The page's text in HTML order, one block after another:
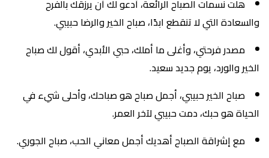
هلت نسمات الصباح الرائعة، أدعو لك أن يرزقك بالفرح
والسعادة التي لا تنقطع ابدًا، صباح الخير والرضا حبيبي.
مصدر فرحتي، وأغلى ما أملك، حبي الأبدي، أقول لك صباح
الخير والورد، يوم جديد سعيد.
صباح الخير حبيبي، أجمل صباح هو صباحك، وأحلى شيء في
الحياة هو حبك، دمت حبيبي لآخر العمر.
مع إشراقة الصباح أهديك أجمل معاني الحب، صباح الجوري.